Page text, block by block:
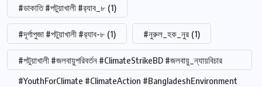
#ডাকাতি #পটুয়াখালী #র‍্যাব_৮ (1)
#দূর্গাপুজা #পটুয়াখালী #র‍্যাব-৮ (1) #নুরুল_হক_নুর (1)
#পটুয়াখালী #জলবায়ুপরিবর্তন #ClimateStrikeBD #জলবায়ু_ন্যায়বিচার
#YouthForClimate #ClimateAction #BangladeshEnvironment